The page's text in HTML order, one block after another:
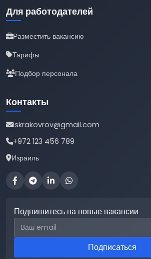
Для работодателей
Разместить вакансию
Тарифы
Подбор персонала
Контакты
iskrakovrov@gmail.com
+972 123 456 789
Израиль
Подпишитесь на новые вакансии
Email для подписки
Подписаться